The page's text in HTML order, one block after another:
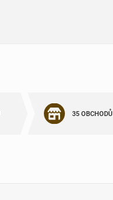
35 OBCHODŮ